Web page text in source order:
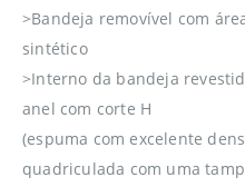
>Bandeja removível com
sintético
>Interno da bandeja
anel com corte H
(espuma com excelente
quadriculada com uma